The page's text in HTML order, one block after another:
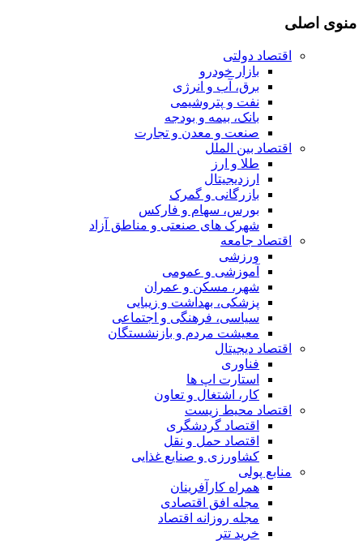
منوی اصلی
اقتصاد دولتی
بازار خودرو
برق، آب و انرژی
نفت و پتروشیمی
بانک، بیمه و بودجه
صنعت و معدن و تجارت
اقتصاد بین الملل
طلا و ارز
ارزدیجیتال
بازرگانی و گمرک
بورس، سهام و فارکس
شهرک های صنعتی و مناطق آزاد
اقتصاد جامعه
ورزشی
آموزشی و عمومی
شهر، مسکن و عمران
پزشکی، بهداشت و زیبایی
سیاسی، فرهنگی و اجتماعی
معیشت مردم و بازنشستگان
اقتصاد دیجیتال
فناوری
استارت اپ ها
کار، اشتغال و تعاون
اقتصاد محیط زیست
اقتصاد گردشگری
اقتصاد حمل و نقل
کشاورزی و صنایع غذایی
منابع پولی
همراه کارآفرینان
مجله افق اقتصادی
مجله روزانه اقتصاد
خرید تتر